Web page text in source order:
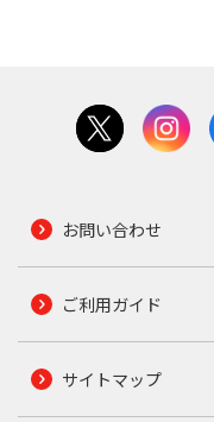
お問い合わせ
ご利用ガイド
サイトマップ